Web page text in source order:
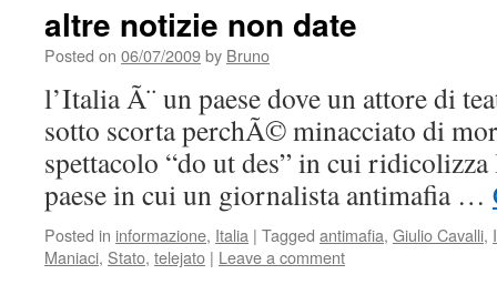
altre notizie non date
Posted on 06/07/2009by Bruno
l’Italia Ã¨ un paese dove un attore di
sotto scorta perchÃ© minacciato di
spettacolo “do ut des” in cui
paese in cui un giornalista antimafia …
Posted in informazione, Italia | Tagged antimafia, Giulio Cavalli,
Maniaci, Stato, telejato | Leave a comment